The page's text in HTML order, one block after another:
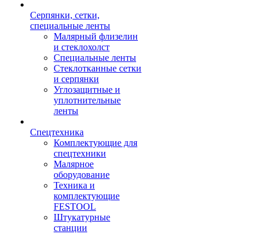
Серпянки, сетки,
специальные ленты
Малярный флизелин
и стеклохолст
Специальные ленты
Стеклотканные сетки
и серпянки
Углозащитные и
уплотнительные
ленты
Спецтехника
Комплектующие для
спецтехники
Малярное
оборудование
Техника и
комплектующие
FESTOOL
Штукатурные
станции